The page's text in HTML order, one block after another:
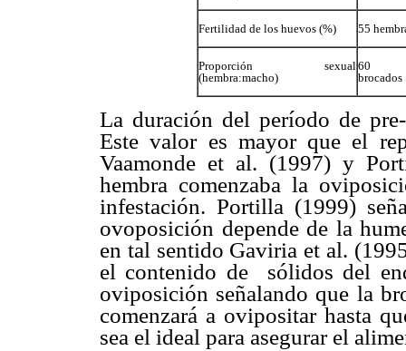
Fertilidad de los huevos (%) 55
Proporción sexual
(hembra:macho)
60
brocados
La duración del período de
Este valor es mayor que el
Vaamonde et al. (1997) y
hembra comenzaba la
infestación. Portilla (1999)
ovoposición depende de la
en tal sentido Gaviria et al.
el contenido de sólidos del
oviposición señalando que la
comenzará a ovipositar hasta
sea el ideal para asegurar el